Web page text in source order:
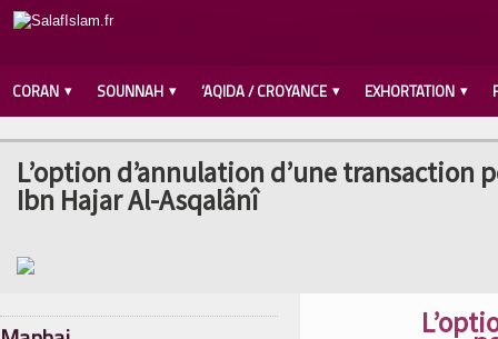
CORAN SOUNNAH ‘AQIDA / CROYANCE EXHORTATION
L’option d’annulation d’une
Ibn Hajar Al-Asqalânî